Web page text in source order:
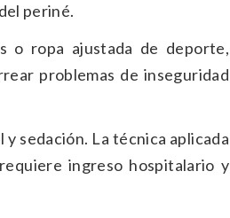
periné.
o ropa ajustada de deporte,
problemas de inseguridad
sedación. La técnica aplicada
ingreso hospitalario y